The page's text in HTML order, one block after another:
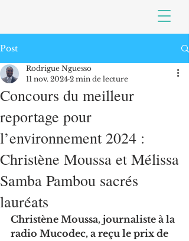
Post
Concours du meilleur
reportage pour
l’environnement 2024 :
Christène Moussa et Mélissa
Samba Pambou sacrés
lauréats
Rodrigue Nguesso
11 nov. 2024 2 min de lecture
Christène Moussa, journaliste à la
radio Mucodec, a reçu le prix de